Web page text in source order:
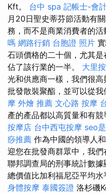
Kft。 台中 spa 記帳士-會
月20日聖史蒂芬節活動有
務，而不是商業消費者的活
嗎 網路行銷 台胞證 照片
石頭價格的二十個，尤其
佔了該行業的一半。 大里
光和供應商一樣，我們很
批發散裝聚酯，並可以從我
摩 外燴 推薦 文心路 按摩
產的產品都以高質量和有競
按摩店 台中西屯按摩 seo
痧推薦 作為中國的領導人
迎您在批發商群眾中，我們
聯邦調查局的刑事統計數
總價值比加利福尼亞平均水
身體按摩 泰國簽證 洛杉磯